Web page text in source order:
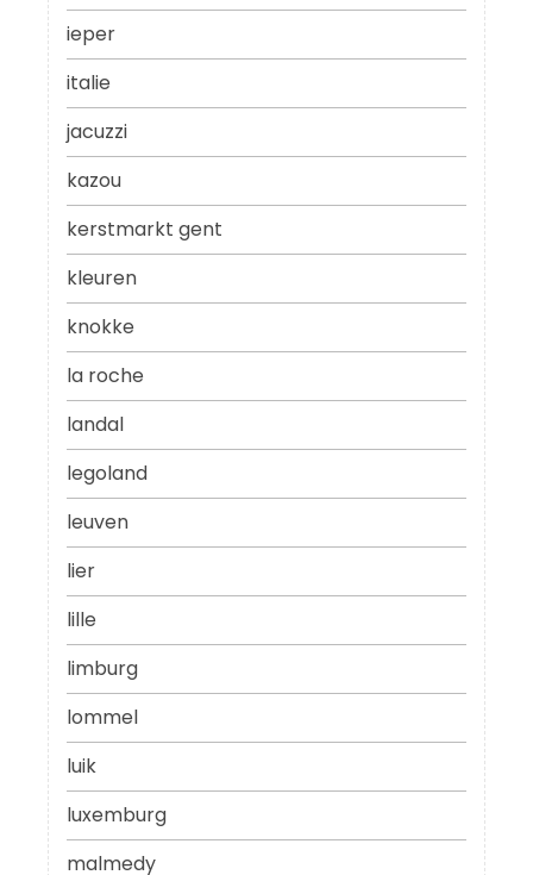
ieper
italie
jacuzzi
kazou
kerstmarkt gent
kleuren
knokke
la roche
landal
legoland
leuven
lier
lille
limburg
lommel
luik
luxemburg
malmedy